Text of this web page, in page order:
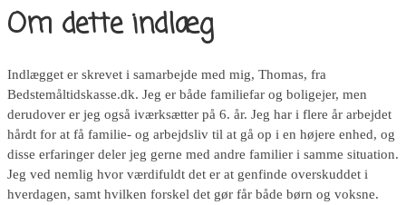
Om dette indlæg
Indlægget er skrevet i samarbejde med mig, Thomas, fra
Bedstemåltidskasse.dk. Jeg er både familiefar og boligejer, men
derudover er jeg også iværksætter på 6. år. Jeg har i flere år arbejdet
hårdt for at få familie- og arbejdsliv til at gå op i en højere enhed, og
disse erfaringer deler jeg gerne med andre familier i samme situation.
Jeg ved nemlig hvor værdifuldt det er at genfinde overskuddet i
hverdagen, samt hvilken forskel det gør får både børn og voksne.